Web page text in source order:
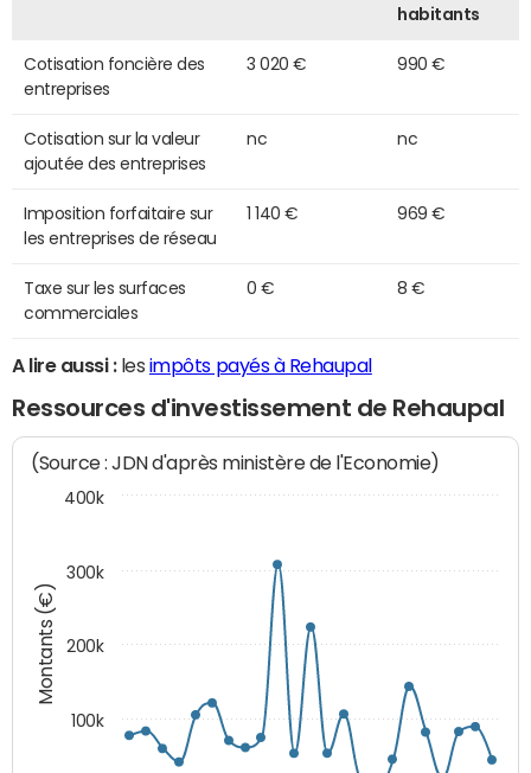
habitants
Cotisation foncière des
entreprises
3 020 € 990 €
Cotisation sur la valeur
ajoutée des entreprises
nc nc
Imposition forfaitaire sur
les entreprises de réseau
1 140 € 969 €
Taxe sur les surfaces
commerciales
0 € 8 €
A lire aussi :les impôts payés à Rehaupal
Ressources d'investissement de Rehaupal
Montants (€)
(Source : JDN d'après ministère de l'Economie)
100k
200k
300k
400k